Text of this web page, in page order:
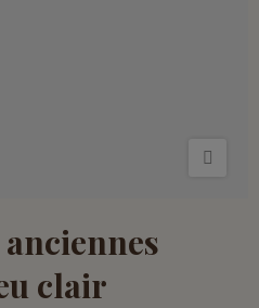
anciennes
clair